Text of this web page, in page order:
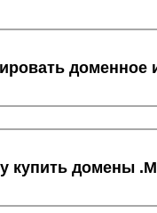
доменное
купить домены